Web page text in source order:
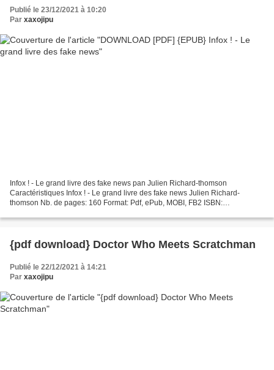
Publié le 23/12/2021 à 10:20
Par xaxojipu
Infox ! - Le grand livre des fake news pan Julien Richard-thomson
Caractéristiques Infox ! - Le grand livre des fake news Julien Richard-
thomson Nb. de pages: 160 Format: Pdf, ePub, MOBI, FB2 ISBN:
{pdf download} Doctor Who Meets Scratchman
Publié le 22/12/2021 à 14:21
Par xaxojipu